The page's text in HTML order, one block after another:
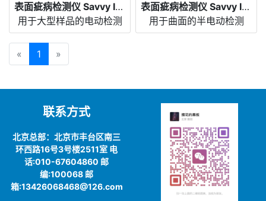
表面疵病检测仪 Savvy Inspector® SIF-8M
用于大型样品的电动检测
表面疵病检测仪 Savvy Inspector® SIL-4
用于曲面的半电动检测
« 1 »
联系方式
北京总部：北京市丰台区南三
环西路16号3号楼2511室 电
话:010-67604860 邮
编:100068 邮
箱:13426068468@126.com